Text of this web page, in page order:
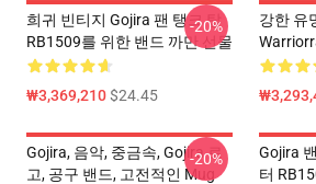
희귀 빈티지 Gojira 팬 탱크 탑
RB1509를 위한 밴드 까만 선물
₩3,369,210$24.45
-20%
강한 유
Gojira, 음악, 중금속, Gojira 로
고, 공구 밴드, 고전적인 Mug
-20%
Gojira
터